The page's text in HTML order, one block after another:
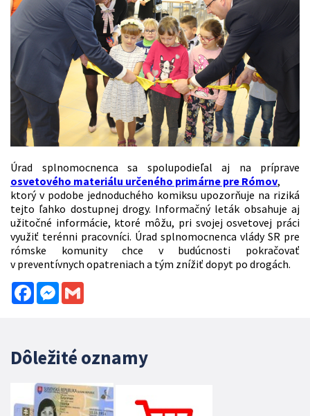
Úrad splnomocnenca sa spolupodieľal aj na príprave
osvetového materiálu určeného primárne pre Rómov,
ktorý v podobe jednoduchého komiksu upozorňuje na riziká
tejto ľahko dostupnej drogy. Informačný leták obsahuje aj
užitočné informácie, ktoré môžu, pri svojej osvetovej práci
využiť terénni pracovníci. Úrad splnomocnenca vlády SR pre
rómske komunity chce v budúcnosti pokračovať
v preventívnych opatreniach a tým znížiť dopyt po drogách.
FacebookMessenger
Dôležité oznamy